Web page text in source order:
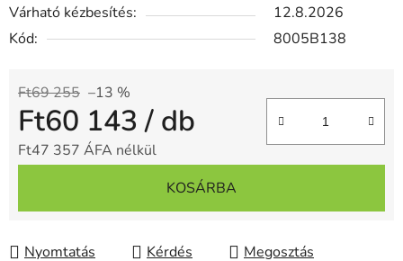
Várható kézbesítés:
12.8.2026
Kód:
8005B138
Ft69 255 –13 %
Ft60 143/ db
Ft47 357 ÁFA nélkül
KOSÁRBA
Nyomtatás Kérdés Megosztás